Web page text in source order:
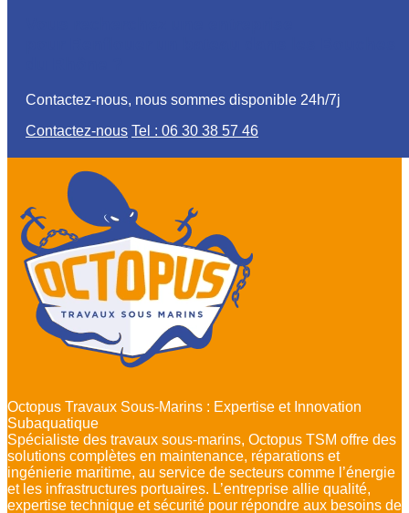
Contactez-nous, nous sommes disponible 24h/7j
Contactez-nous Tel : 06 30 38 57 46
Octopus Travaux Sous-Marins : Expertise et Innovation
Subaquatique
Spécialiste des travaux sous-marins, Octopus TSM offre des
solutions complètes en maintenance, réparations et
ingénierie maritime, au service de secteurs comme l’énergie
et les infrastructures portuaires. L’entreprise allie qualité,
expertise technique et sécurité pour répondre aux besoins de